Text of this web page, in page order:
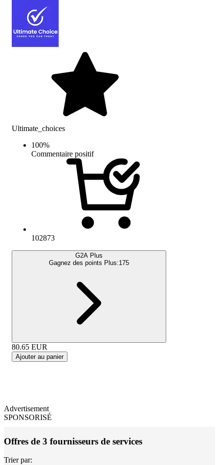
Ultimate_choices
100%
Commentaire positif
102873
G2A Plus
Gagnez des points Plus:175
80.65 EUR
Ajouter au panier
Advertisement
SPONSORISÉ
Offres de 3 fournisseurs de services
Trier par: